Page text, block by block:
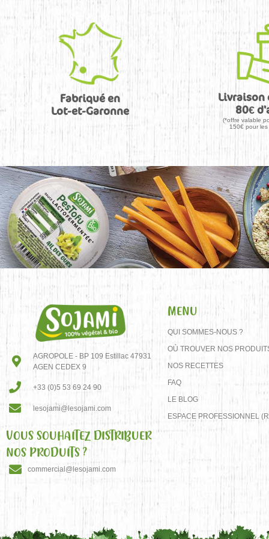
Fabriqué en
Lot-et-Garonne
Livraison
80€
(*offre valable
150€ pour
AGROPOLE - BP 109 Estillac 47931
AGEN CEDEX 9
+33 (0)5 53 69 24 90
lesojami@lesojami.com
VOUS SOUHAITEZ DISTRIBUER
NOS PRODUITS ?
commercial@lesojami.com
MENU
QUI SOMMES-NOUS ?
OÙ TROUVER NOS
NOS RECETTES
FAQ
LE BLOG
ESPACE PROFESSIONNEL